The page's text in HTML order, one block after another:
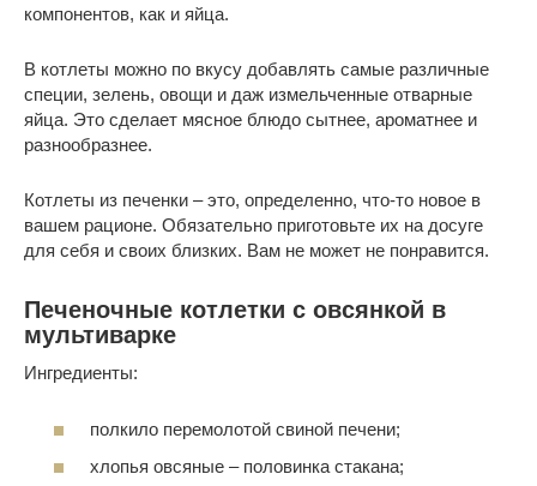
компонентов, как и яйца.
В котлеты можно по вкусу добавлять самые различные
специи, зелень, овощи и даж измельченные отварные
яйца. Это сделает мясное блюдо сытнее, ароматнее и
разнообразнее.
Котлеты из печенки – это, определенно, что-то новое в
вашем рационе. Обязательно приготовьте их на досуге
для себя и своих близких. Вам не может не понравится.
Печеночные котлетки с овсянкой в
мультиварке
Ингредиенты:
полкило перемолотой свиной печени;
хлопья овсяные – половинка стакана;